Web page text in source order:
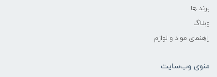
برند ها
وبلاگ
راهنمای مواد و لوازم
منوی وب‌سایت